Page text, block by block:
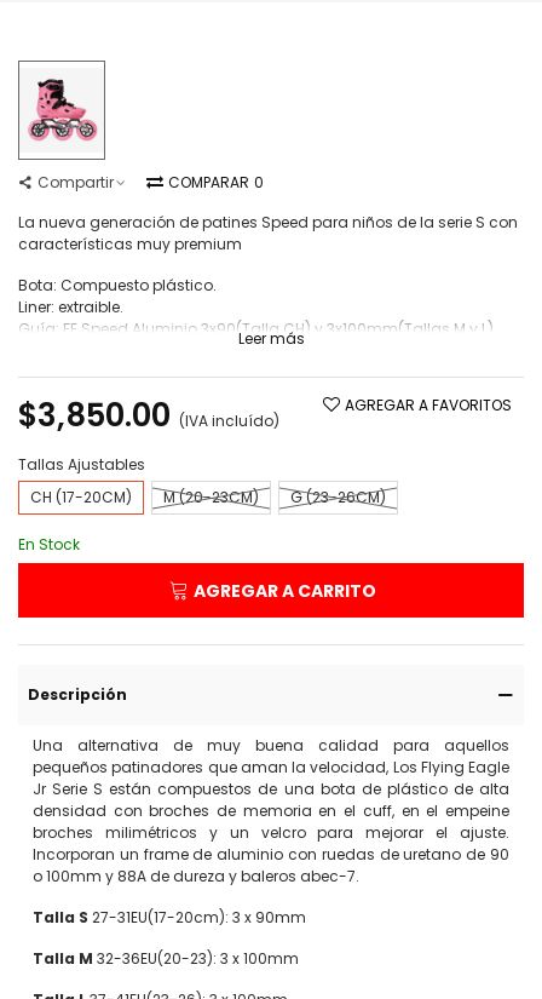
Compartir COMPARAR 0
La nueva generación de patines Speed para niños de la serie S con
características muy premium
Bota: Compuesto plástico.
Liner: extraible.
Guía: FE Speed Aluminio 3x90(Talla CH) y 3x100mm(Tallas M y L).
Ruedas: FE 90mm(CH) o 100mm(M y y L) 88A.
Leer más
$3,850.00 (IVA incluído)
AGREGAR A FAVORITOS
Tallas Ajustables
CH (17-20CM)
M (20-23CM) G (23-26CM)
En Stock
AGREGAR A CARRITO
Descripción
Una alternativa de muy buena calidad para aquellos
pequeños patinadores que aman la velocidad, Los Flying Eagle
Jr Serie S están compuestos de una bota de plástico de alta
densidad con broches de memoria en el cuff, en el empeine
broches milimétricos y un velcro para mejorar el ajuste.
Incorporan un frame de aluminio con ruedas de uretano de 90
o 100mm y 88A de dureza y baleros abec-7.
Talla S 27-31EU(17-20cm): 3 x 90mm
Talla M 32-36EU(20-23): 3 x 100mm